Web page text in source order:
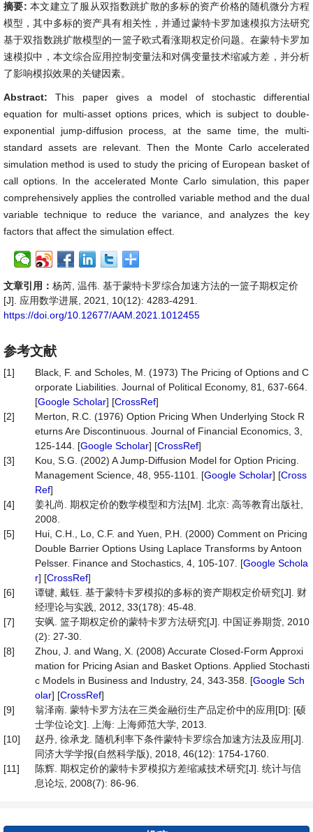
摘要: 本文建立了服从双指数跳扩散的多标的资产价格的随机微分方程
模型，其中多标的资产具有相关性，并通过蒙特卡罗加速模拟方法研究
基于双指数跳扩散模型的一篮子欧式看涨期权定价问题。在蒙特卡罗加
速模拟中，本文综合应用控制变量法和对偶变量技术缩减方差，并分析
了影响模拟效果的关键因素。
Abstract:This paper gives a model of stochastic differential
equation for multi-asset options prices, which is subject to double-
exponential jump-diffusion process, at the same time, the multi-
standard assets are relevant. Then the Monte Carlo accelerated
simulation method is used to study the pricing of European basket of
call options. In the accelerated Monte Carlo simulation, this paper
comprehensively applies the controlled variable method and the dual
variable technique to reduce the variance, and analyzes the key
factors that affect the simulation effect.
文章引用： 杨芮, 温伟. 基于蒙特卡罗综合加速方法的一篮子期权定价
[J]. 应用数学进展, 2021, 10(12): 4283-4291.
https://doi.org/10.12677/AAM.2021.1012455
参考文献
[1]
Black, F. and Scholes, M. (1973) The Pricing of Options and C
orporate Liabilities. Journal of Political Economy, 81, 637-664.
[Google Scholar] [CrossRef]
[2]
Merton, R.C. (1976) Option Pricing When Underlying Stock R
eturns Are Discontinuous. Journal of Financial Economics, 3,
125-144. [Google Scholar] [CrossRef]
[3]
Kou, S.G. (2002) A Jump-Diffusion Model for Option Pricing.
Management Science, 48, 955-1101. [Google Scholar] [Cross
Ref]
[4]
姜礼尚. 期权定价的数学模型和方法[M]. 北京: 高等教育出版社,
2008.
[5]
Hui, C.H., Lo, C.F. and Yuen, P.H. (2000) Comment on Pricing
Double Barrier Options Using Laplace Transforms by Antoon
Pelsser. Finance and Stochastics, 4, 105-107. [Google Schola
r] [CrossRef]
[6]
谭键, 戴钰. 基于蒙特卡罗模拟的多标的资产期权定价研究[J]. 财
经理论与实践, 2012, 33(178): 45-48.
[7]
安飒. 篮子期权定价的蒙特卡罗方法研究[J]. 中国证券期货, 2010
(2): 27-30.
[8]
Zhou, J. and Wang, X. (2008) Accurate Closed-Form Approxi
mation for Pricing Asian and Basket Options. Applied Stochasti
c Models in Business and Industry, 24, 343-358. [Google Sch
olar] [CrossRef]
[9]
翁泽南. 蒙特卡罗方法在三类金融衍生产品定价中的应用[D]: [硕
士学位论文]. 上海: 上海师范大学, 2013.
[10]
赵丹, 徐承龙. 随机利率下条件蒙特卡罗综合加速方法及应用[J].
同济大学学报(自然科学版), 2018, 46(12): 1754-1760.
[11]
陈辉. 期权定价的蒙特卡罗模拟方差缩减技术研究[J]. 统计与信
息论坛, 2008(7): 86-96.